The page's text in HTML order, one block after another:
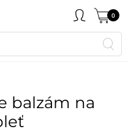
0
balzám na